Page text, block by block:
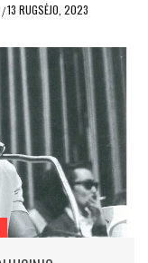
/13 RUGSĖJO, 2023